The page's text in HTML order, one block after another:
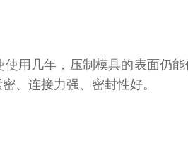
用几年，压制模具的表面仍
、连接力强、密封性好。